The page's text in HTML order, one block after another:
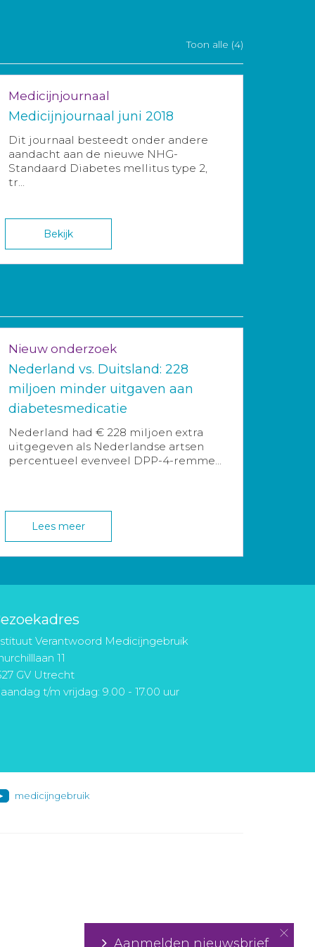
Toon alle (4)
Medicijnjournaal
Medicijnjournaal juni 2018
Dit journaal besteedt onder andere
aandacht aan de nieuwe NHG-
Standaard Diabetes mellitus type 2,
tr...
Bekijk
Nieuw onderzoek
Nederland vs. Duitsland: 228
miljoen minder uitgaven aan
diabetesmedicatie
Nederland had € 228 miljoen extra
uitgegeven als Nederlandse artsen
percentueel evenveel DPP-4-remme...
Lees meer
Verantwoord Medicijngebruik
11
GV Utrecht
t/m vrijdag: 9.00 - 17.00 uur
medicijngebruik
Aanmelden nieuwsbrief